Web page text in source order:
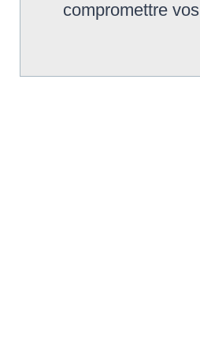
compromettre